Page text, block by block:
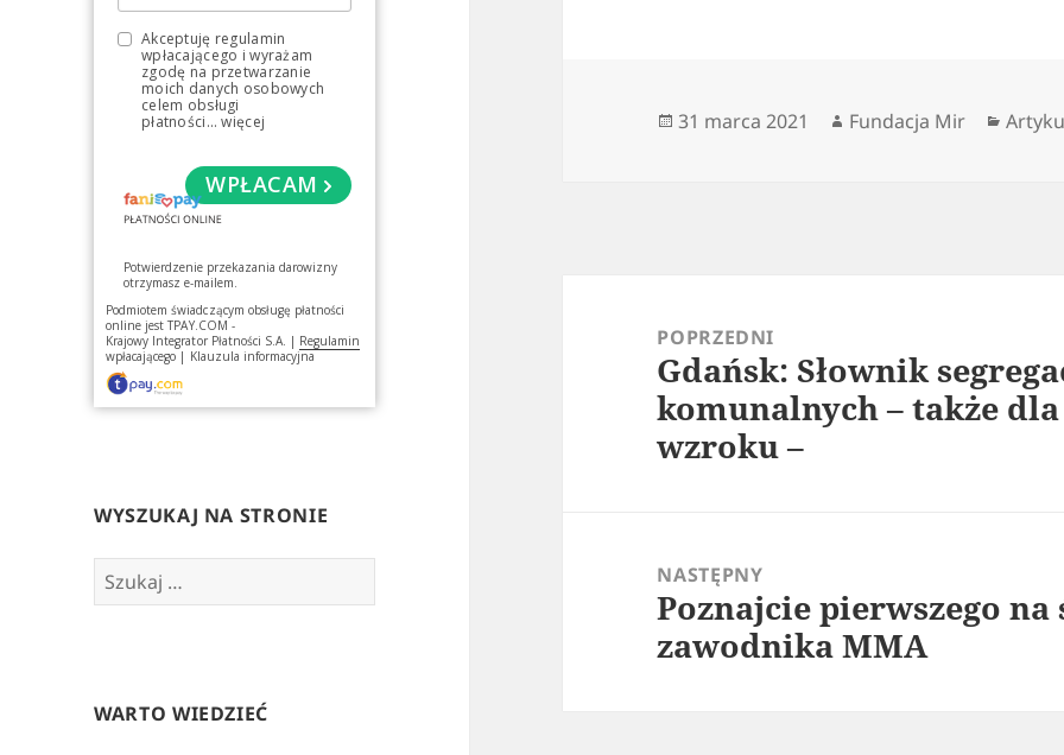
Akceptuję regulamin
wpłacającego i wyrażam
zgodę na przetwarzanie
moich danych osobowych
celem obsługi
płatności... więcej
WPŁACAM
Potwierdzenie przekazania darowizny
otrzymasz e-mailem.
Podmiotem świadczącym obsługę płatności
online jestTPAY.COM -
Krajowy Integrator Płatności S.A. | Regulamin
wpłacającego | Klauzula informacyjna
WYSZUKAJ NA STRONIE
Szukaj:
WARTO WIEDZIEĆ
Data
31 marca 2021 Autor
Fundacja Mir
POPRZEDNI
Poprzedni
wpis:
Gdańsk: Słownik
komunalnych – także
wzroku –
NASTĘPNY
Następny
wpis:
Poznajcie pierwszego
zawodnika MMA